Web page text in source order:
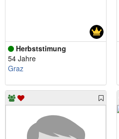
Herbststimung
54 Jahre
Graz